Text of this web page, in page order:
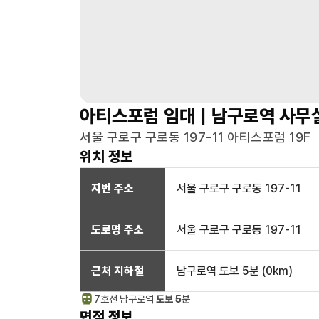
아티스포럼 임대 | 남구로역 사무
서울 구로구 구로동 197-11 아티스포럼 19F
위치 정보
지번 주소 서울 구로구 구로동 197-11
도로명 주소 서울 구로구 구로동 197-11
근처 지하철 남구로역 도보 5분 (0km)
7호선 남구로역 도보 5분